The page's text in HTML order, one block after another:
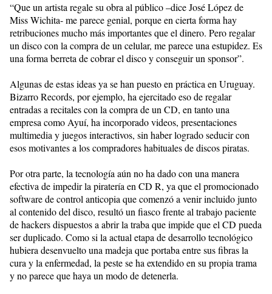
“Que un artista regale su obra al público –dice José López de
Miss Wichita- me parece genial, porque en cierta forma hay
retribuciones mucho más importantes que el dinero. Pero regalar
un disco con la compra de un celular, me parece una estupidez. Es
una forma berreta de cobrar el disco y conseguir un sponsor”.
Algunas de estas ideas ya se han puesto en práctica en Uruguay.
Bizarro Records, por ejemplo, ha ejercitado eso de regalar
entradas a recitales con la compra de un CD, en tanto una
empresa como Ayuí, ha incorporado videos, presentaciones
multimedia y juegos interactivos, sin haber logrado seducir con
esos motivantes a los compradores habituales de discos piratas.
Por otra parte, la tecnología aún no ha dado con una manera
efectiva de impedir la piratería en CD R, ya que el promocionado
software de control anticopia que comenzó a venir incluido junto
al contenido del disco, resultó un fiasco frente al trabajo paciente
de hackers dispuestos a abrir la traba que impide que el CD pueda
ser duplicado. Como si la actual etapa de desarrollo tecnológico
hubiera desenvuelto una madeja que portaba entre sus fibras la
cura y la enfermedad, la peste se ha extendido en su propia trama
y no parece que haya un modo de detenerla.